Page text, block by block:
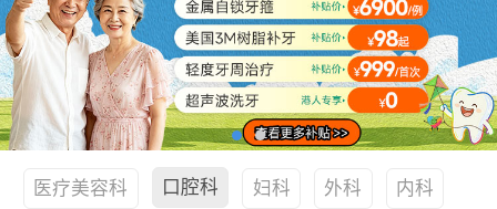
医疗美容科 口腔科 妇科 外科 内科